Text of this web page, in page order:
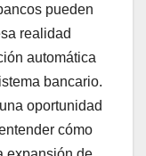
pueden
realidad
automática
bancario.
oportunidad
cómo